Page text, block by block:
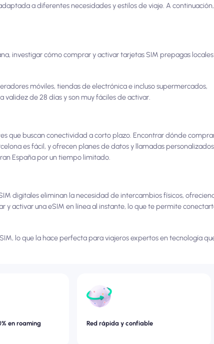
a diferentes necesidades y estilos de viaje. A
investigar cómo comprar y activar tarjetas SIM prepagas
móviles, tiendas de electrónica e incluso supermercados,
de 28 días y son muy fáciles de activar.
que buscan conectividad a corto plazo. Encontrar dónde
es fácil, y ofrecen planes de datos y llamadas
España por un tiempo limitado.
digitales eliminan la necesidad de intercambios físicos,
activar una eSIM en línea al instante, lo que te permite
lo que la hace perfecta para viajeros expertos en tecnología
en roaming Red rápida y confiable